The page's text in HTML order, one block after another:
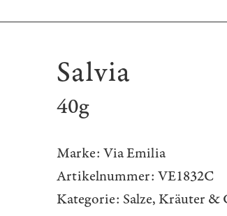
Salvia
40g
Marke: Via Emilia
Artikelnummer: VE1832C
Kategorie: Salze, Kräuter &